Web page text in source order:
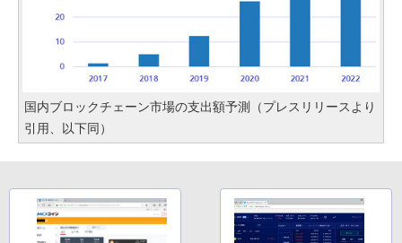
国内ブロックチェーン市場の支出額予測（プレスリリースより
引用、以下同）